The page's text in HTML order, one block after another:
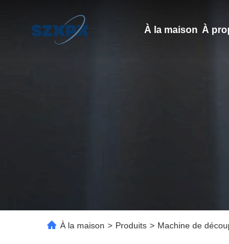
À la maison À
À la maison > Produits > Machine de